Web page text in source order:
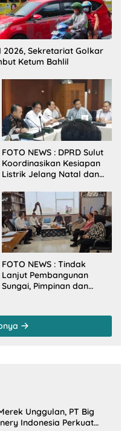
2026, Sekretariat Golkar
Ketum Bahlil
FOTO NEWS : DPRD Sulut
Koordinasikan Kesiapan
Listrik Jelang Natal dan
FOTO NEWS : Tindak
Lanjut Pembangunan
Sungai, Pimpinan dan
Kementerian PU-RI
Unggulan, PT Big
Indonesia Perkuat